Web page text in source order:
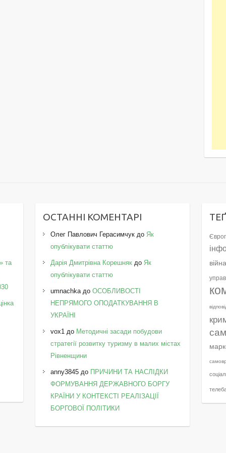
та
ОСТАННІ КОМЕНТАРІ
Олег Павлович Герасимчук до Як
опублікувати статтю
Дарія Дмитрівна Корешняк до Як
опублікувати статтю
umnachkaдоОСОБЛИВОСТІ
НЕПРЯМОГО ОПОДАТКУВАННЯ В
УКРАЇНІ
vox1 до Методичні засади побудови
стратегії розвитку туризму в малих містах
Рівненщини
anny3845 до ПРИЧИНИ ТА НАСЛІДКИ
ФОРМУВАННЯ ДЕРЖАВНОГО БОРГУ
КРАЇНИ У КОНТЕКСТІ РЕАЛІЗАЦІЇ
БОРГОВОЇ ПОЛІТИКИ
війна